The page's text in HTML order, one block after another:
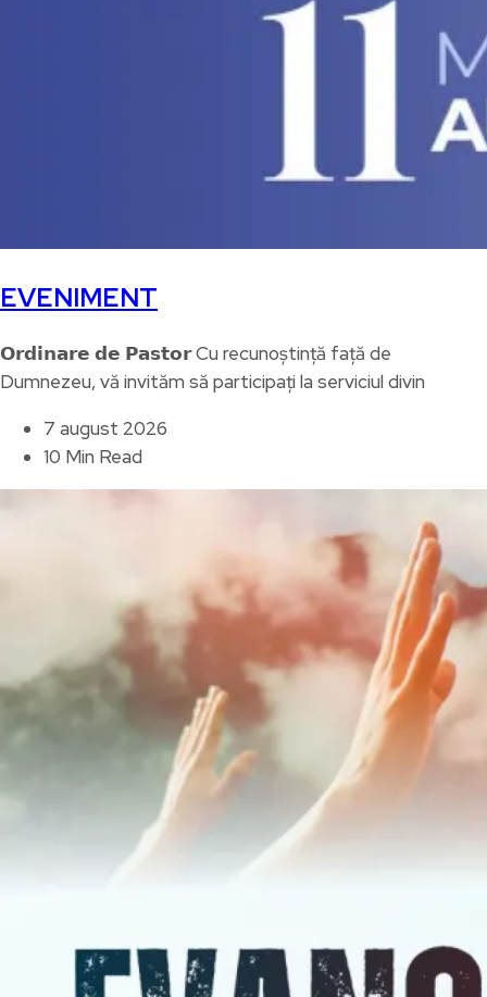
EVENIMENT
𝗢𝗿𝗱𝗶𝗻𝗮𝗿𝗲 𝗱𝗲 𝗣𝗮𝘀𝘁𝗼𝗿 Cu recunoștință față de
Dumnezeu, vă invităm să participați la serviciul divin
7 august 2026
10 Min Read